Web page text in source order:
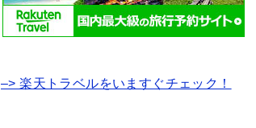
–> 楽天トラベルをいますぐチェック！